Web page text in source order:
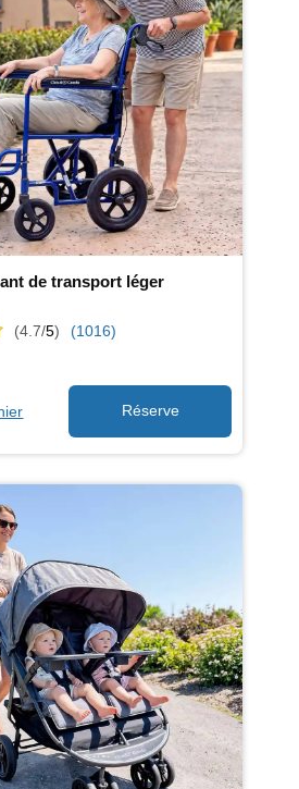
de transport léger
(4.7/5) (1016)